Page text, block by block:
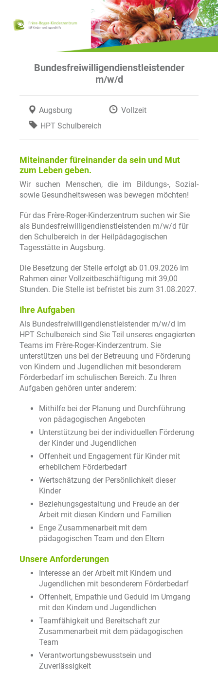
Bundesfreiwilligendienstleistender
m/w/d
Augsburg
Vollzeit
HPT Schulbereich
Miteinander füreinander da sein und Mut
zum Leben geben.
Wir suchen Menschen, die im Bildungs-, Sozial-
sowie Gesundheitswesen was bewegen möchten!
Für das Frère-Roger-Kinderzentrum suchen wir Sie
als Bundesfreiwilligendienstleistenden m/w/d für
den Schulbereich in der Heilpädagogischen
Tagesstätte in Augsburg.
Die Besetzung der Stelle erfolgt ab 01.09.2026 im
Rahmen einer Vollzeitbeschäftigung mit 39,00
Stunden. Die Stelle ist befristet bis zum 31.08.2027.
Ihre Aufgaben
Als Bundesfreiwilligendienstleistender m/w/d im
HPT Schulbereich sind Sie Teil unseres engagierten
Teams im Frère-Roger-Kinderzentrum. Sie
unterstützen uns bei der Betreuung und Förderung
von Kindern und Jugendlichen mit besonderem
Förderbedarf im schulischen Bereich. Zu Ihren
Aufgaben gehören unter anderem:
Mithilfe bei der Planung und Durchführung
von pädagogischen Angeboten
Unterstützung bei der individuellen Förderung
der Kinder und Jugendlichen
Offenheit und Engagement für Kinder mit
erheblichem Förderbedarf
Wertschätzung der Persönlichkeit dieser
Kinder
Beziehungsgestaltung und Freude an der
Arbeit mit diesen Kindern und Familien
Enge Zusammenarbeit mit dem
pädagogischen Team und den Eltern
Unsere Anforderungen
Interesse an der Arbeit mit Kindern und
Jugendlichen mit besonderem Förderbedarf
Offenheit, Empathie und Geduld im Umgang
mit den Kindern und Jugendlichen
Teamfähigkeit und Bereitschaft zur
Zusammenarbeit mit dem pädagogischen
Team
Verantwortungsbewusstsein und
Zuverlässigkeit